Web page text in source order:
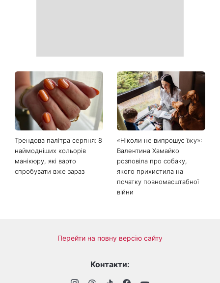
Трендова палітра серпня: 8
наймодніших кольорів
манікюру, які варто
спробувати вже зараз
«Ніколи не випрошує їжу»:
Валентина Хамайко
розповіла про собаку,
якого прихистила на
початку повномасштабної
війни
Перейти на повну версію сайту
Контакти: